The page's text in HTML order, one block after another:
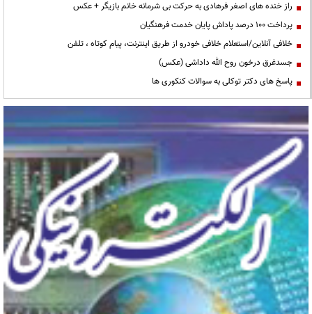
راز خنده های اصغر فرهادی به حرکت بی شرمانه خانم بازیگر + عکس
پرداخت ۱۰۰ درصد پاداش پایان خدمت فرهنگیان
خلافی آنلاین/استعلام خلافی خودرو از طریق اینترنت، پیام کوتاه ، تلفن
جسدغرق درخون روح الله داداشی (عکس)
پاسخ های دکتر توکلی به سوالات کنکوری ها